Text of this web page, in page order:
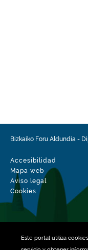
Este portal utiliza cookies
Bizkaiko Foru Aldundia -
Accesibilidad
Mapa web
Aviso legal
Cookies